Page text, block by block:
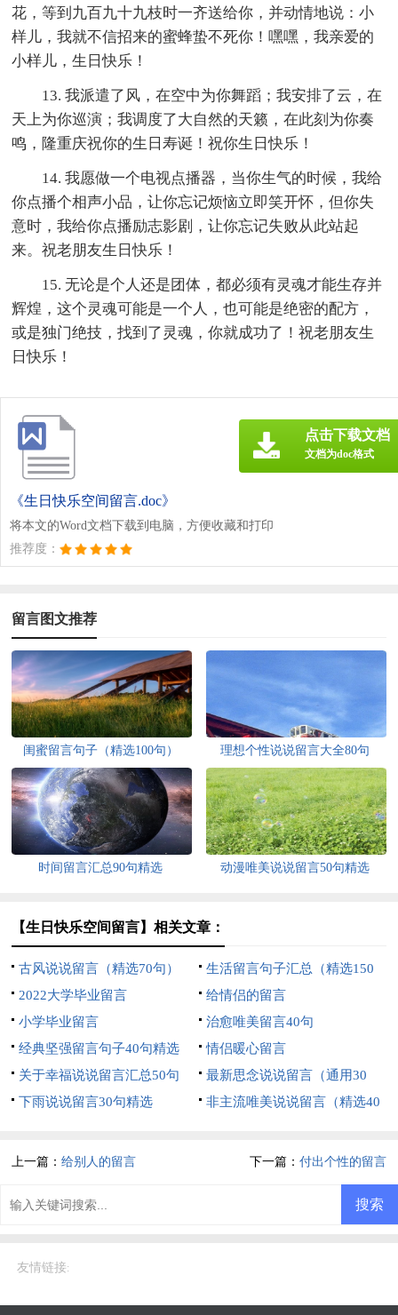
花，等到九百九十九枝时一齐送给你，并动情地说：小
样儿，我就不信招来的蜜蜂蛰不死你！嘿嘿，我亲爱的
小样儿，生日快乐！
13. 我派遣了风，在空中为你舞蹈；我安排了云，在
天上为你巡演；我调度了大自然的天籁，在此刻为你奏
鸣，隆重庆祝你的生日寿诞！祝你生日快乐！
14. 我愿做一个电视点播器，当你生气的时候，我给
你点播个相声小品，让你忘记烦恼立即笑开怀，但你失
意时，我给你点播励志影剧，让你忘记失败从此站起
来。祝老朋友生日快乐！
15. 无论是个人还是团体，都必须有灵魂才能生存并
辉煌，这个灵魂可能是一个人，也可能是绝密的配方，
或是独门绝技，找到了灵魂，你就成功了！祝老朋友生
日快乐！
《生日快乐空间留言.doc》
将本文的Word文档下载到电脑，方便收藏和打印
推荐度：
点击下载文档
文档为doc格式
留言图文推荐
闺蜜留言句子（精选100句） 理想个性说说留言大全80句
时间留言汇总90句精选 动漫唯美说说留言50句精选
【生日快乐空间留言】相关文章：
古风说说留言（精选70句）
生活留言句子汇总（精选150
句）
2022大学毕业留言
给情侣的留言
小学毕业留言
治愈唯美留言40句
经典坚强留言句子40句精选
情侣暖心留言
关于幸福说说留言汇总50句
最新思念说说留言（通用30
句）
下雨说说留言30句精选
非主流唯美说说留言（精选40
上一篇：给别人的留言 下一篇： 付出个性的留言
友情链接: